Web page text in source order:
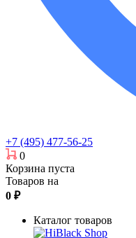
+7 (495) 477-56-25
0
Корзина пуста
Товаров на
0 ₽
Каталог товаров